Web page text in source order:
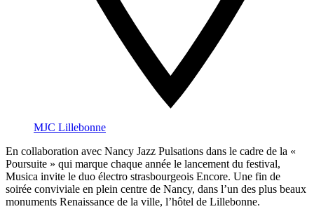
MJC Lillebonne
En collaboration avec Nancy Jazz Pulsations dans le cadre de la «
Poursuite » qui marque chaque année le lancement du festival,
Musica invite le duo électro strasbourgeois Encore. Une fin de
soirée conviviale en plein centre de Nancy, dans l’un des plus beaux
monuments Renaissance de la ville, l’hôtel de Lillebonne.